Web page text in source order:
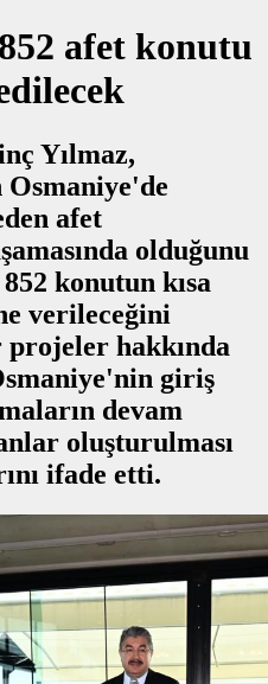
afet konutu
Yılmaz,
Osmaniye'de
afet
olduğunu
konutun kısa
verileceğini
projeler hakkında
giriş
devam
oluşturulması
ifade etti.